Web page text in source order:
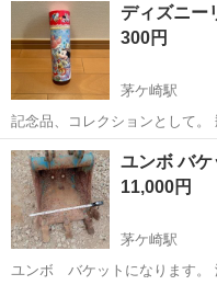
ディズニ
300円
茅ケ崎駅
神奈川 茅ヶ崎市 茅ケ崎駅
ユンボ バケ
11,000円
茅ケ崎駅
ユンボ バケットになります。 汚れ、サビ等あり 引き取りお願いしま